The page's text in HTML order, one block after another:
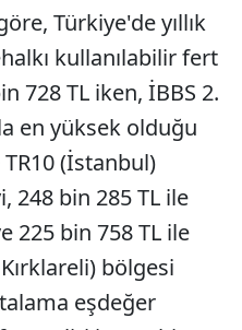
Türkiye'de yıllık
kullanılabilir fert
728 TL iken, İBBS 2.
en yüksek olduğu
(İstanbul)
248 bin 285 TL ile
225 bin 758 TL ile
bölgesi
eşdeğer